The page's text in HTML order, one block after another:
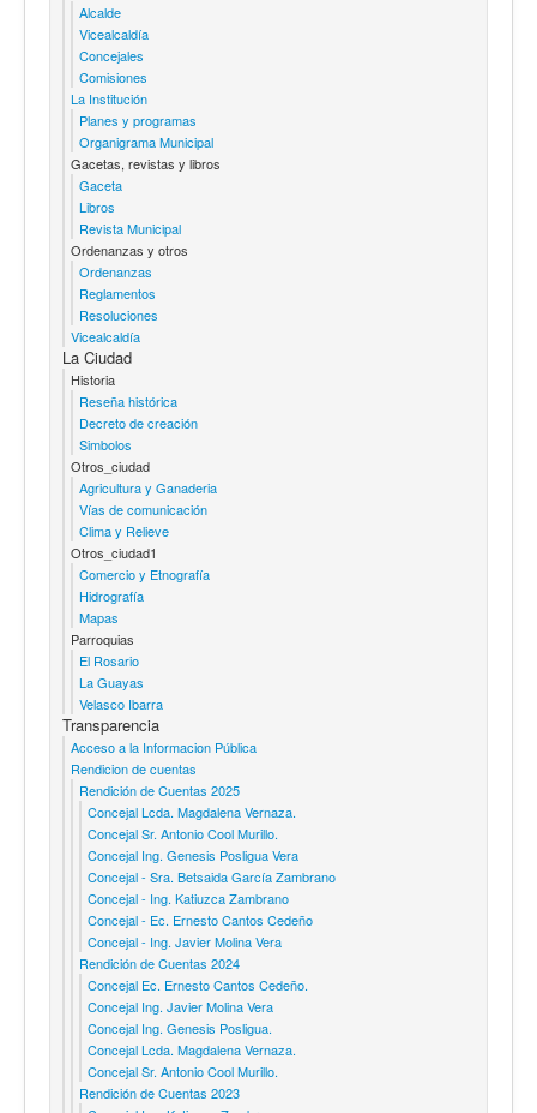
Alcalde
Vicealcaldía
Concejales
Comisiones
La Institución
Planes y programas
Organigrama Municipal
Gacetas, revistas y libros
Gaceta
Libros
Revista Municipal
Ordenanzas y otros
Ordenanzas
Reglamentos
Resoluciones
Vicealcaldía
La Ciudad
Historia
Reseña histórica
Decreto de creación
Simbolos
Otros_ciudad
Agricultura y Ganaderia
Vías de comunicación
Clima y Relieve
Otros_ciudad1
Comercio y Etnografía
Hidrografía
Mapas
Parroquias
El Rosario
La Guayas
Velasco Ibarra
Transparencia
Acceso a la Informacion Pública
Rendicion de cuentas
Rendición de Cuentas 2025
Concejal Lcda. Magdalena Vernaza.
Concejal Sr. Antonio Cool Murillo.
Concejal Ing. Genesis Posligua Vera
Concejal - Sra. Betsaida García Zambrano
Concejal - Ing. Katiuzca Zambrano
Concejal - Ec. Ernesto Cantos Cedeño
Concejal - Ing. Javier Molina Vera
Rendición de Cuentas 2024
Concejal Ec. Ernesto Cantos Cedeño.
Concejal Ing. Javier Molina Vera
Concejal Ing. Genesis Posligua.
Concejal Lcda. Magdalena Vernaza.
Concejal Sr. Antonio Cool Murillo.
Rendición de Cuentas 2023